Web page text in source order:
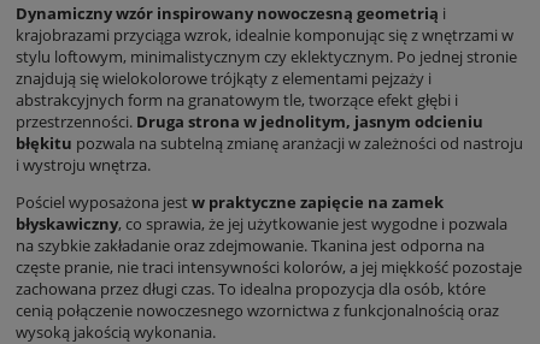
Dynamiczny wzór inspirowany nowoczesną geometrią i
krajobrazami przyciąga wzrok, idealnie komponując się z wnętrzami w
stylu loftowym, minimalistycznym czy eklektycznym. Po jednej stronie
znajdują się wielokolorowe trójkąty z elementami pejzaży i
abstrakcyjnych form na granatowym tle, tworzące efekt głębi i
przestrzenności. Druga strona w jednolitym, jasnym odcieniu
błękitu pozwala na subtelną zmianę aranżacji w zależności od nastroju
i wystroju wnętrza.
Pościel wyposażona jestw praktyczne zapięcie na zamek
błyskawiczny, co sprawia, że jej użytkowanie jest wygodne i pozwala
na szybkie zakładanie oraz zdejmowanie. Tkanina jest odporna na
częste pranie, nie traci intensywności kolorów, a jej miękkość pozostaje
zachowana przez długi czas. To idealna propozycja dla osób, które
cenią połączenie nowoczesnego wzornictwa z funkcjonalnością oraz
wysoką jakością wykonania.